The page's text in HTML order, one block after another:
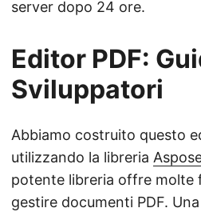
server dopo 24 ore.
Editor PDF:
Sviluppatori
Abbiamo costruito questo
utilizzando la libreria
potente libreria offre molte
gestire documenti PDF.